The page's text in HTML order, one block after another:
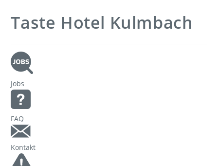
Tickets
Freizeit
Taste Hotel Kulmbach
Jobs
FAQ
Kontakt